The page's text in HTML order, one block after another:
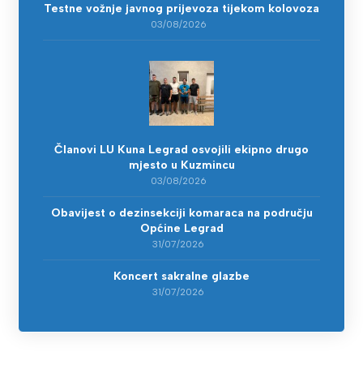
Testne vožnje javnog prijevoza tijekom kolovoza
03/08/2026
Članovi LU Kuna Legrad osvojili ekipno drugo
mjesto u Kuzmincu
03/08/2026
Obavijest o dezinsekciji komaraca na području
Općine Legrad
31/07/2026
Koncert sakralne glazbe
31/07/2026